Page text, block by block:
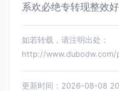
系欢必绝专转现整效
如若转载，请注明出处：
http://
更新时间：2026-08-08